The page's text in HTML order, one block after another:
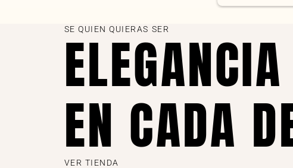
SE QUIEN QUIERAS SER
EN CADA
VER TIENDA